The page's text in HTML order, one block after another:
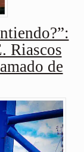
Riascos
de